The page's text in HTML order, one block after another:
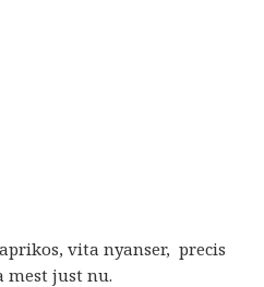
vita nyanser, precis
mest just nu.